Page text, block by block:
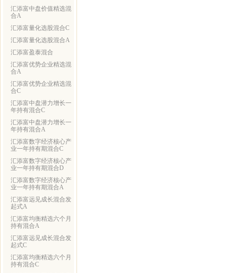
汇添富中盘价值精选混
合A
汇添富量化选股混合C
汇添富量化选股混合A
汇添富盈泰混合
汇添富优势企业精选混
合A
汇添富优势企业精选混
合C
汇添富中盘潜力增长一
年持有混合C
汇添富中盘潜力增长一
年持有混合A
汇添富数字经济核心产
业一年持有期混合C
汇添富数字经济核心产
业一年持有期混合D
汇添富数字经济核心产
业一年持有期混合A
汇添富远见成长混合发
起式A
汇添富均衡精选六个月
持有混合A
汇添富远见成长混合发
起式C
汇添富均衡精选六个月
持有混合C